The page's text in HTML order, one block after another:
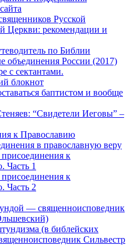
Русской
Церкви: рекомендации и
по Библии
объединения России (2017)
с сектантами.
блокнот
баптистом и вообще
“Свидетели Иеговы” –
к Православию
в православную веру
к
Часть 1
к
Часть 2
— священноисповедник
(в библейских
Сильвестр